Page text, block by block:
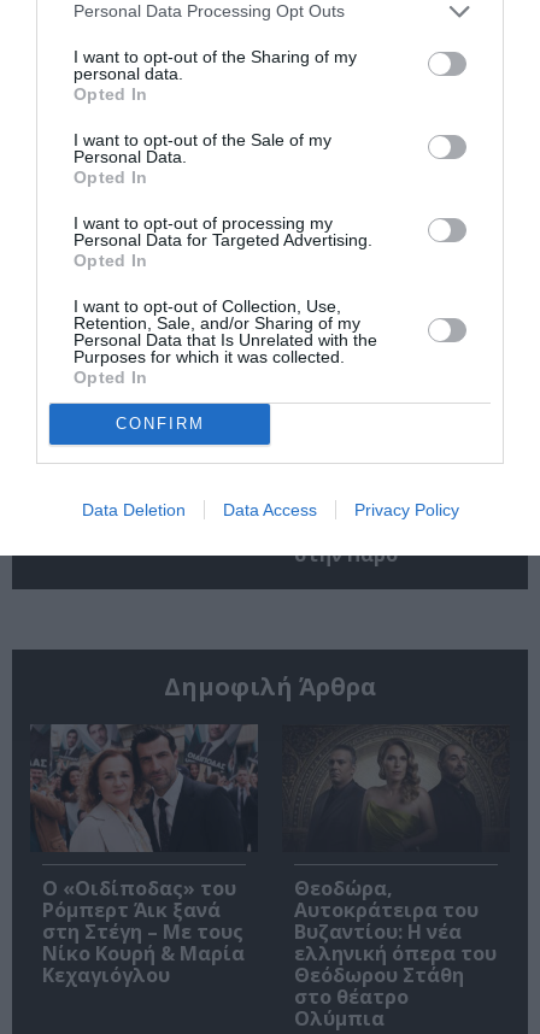
Personal Data Processing Opt Outs
I want to opt-out of the Sharing of my
personal data.
Opted In
I want to opt-out of the Sale of my
Personal Data.
Opted In
I want to opt-out of processing my
Personal Data for Targeted Advertising.
Opted In
I want to opt-out of Collection, Use,
Retention, Sale, and/or Sharing of my
Personal Data that Is Unrelated with the
Purposes for which it was collected.
Opted In
CONFIRM
Data Deletion Data Access Privacy Policy
Mania The Abba
μοναδική συναυλία
στο Christmas
Theater
Heep στο Floyd
Οι Arab Strap στο
Stage
Τα τραγούδια μας:
Ρεμπούτσικα και
στην Πάρο
Δημοφιλή Άρθρα
O «Οιδίποδας» του
Ρόμπερτ Άικ ξανά
στη Στέγη – Με τους
Νίκο Κουρή & Μαρία
Κεχαγιόγλου
Θεοδώρα,
Αυτοκράτειρα του
Βυζαντίου: Η νέα
ελληνική όπερα του
Θεόδωρου Στάθη
στο θέατρο
Ολύμπια